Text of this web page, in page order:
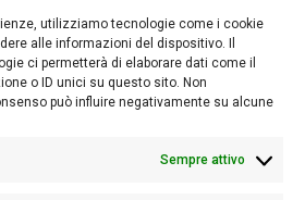
utilizziamo tecnologie come i cookie
alle informazioni del dispositivo. Il
ci permetterà di elaborare dati come il
o ID unici su questo sito. Non
può influire negativamente su alcune
Sempre attivo
Sardegna, con un occhio rivolto al
al nostro futuro